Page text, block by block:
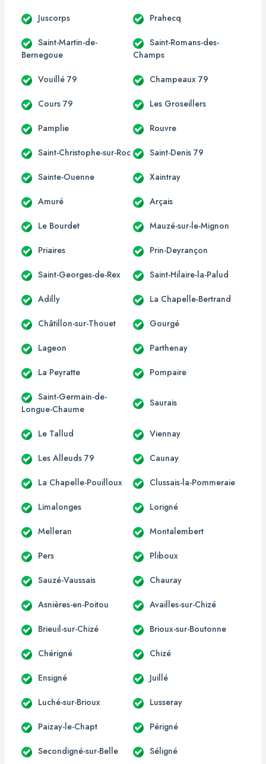
Juscorps Prahecq
Saint-Martin-de-
Bernegoue
Saint-Romans-des-
Champs
Vouillé 79 Champeaux 79
Cours 79 Les Groseillers
Pamplie Rouvre
Saint-Christophe-sur-Roc Saint-Denis 79
Sainte-Ouenne Xaintray
Amuré Arçais
Le Bourdet Mauzé-sur-le-Mignon
Priaires Prin-Deyrançon
Saint-Georges-de-Rex Saint-Hilaire-la-Palud
Adilly La Chapelle-Bertrand
Châtillon-sur-Thouet Gourgé
Lageon Parthenay
La Peyratte Pompaire
Saint-Germain-de-
Longue-Chaume
Saurais
Le Tallud Viennay
Les Alleuds 79 Caunay
La Chapelle-Pouilloux Clussais-la-Pommeraie
Limalonges Lorigné
Melleran Montalembert
Pers Pliboux
Sauzé-Vaussais Chauray
Asnières-en-Poitou Availles-sur-Chizé
Brieuil-sur-Chizé Brioux-sur-Boutonne
Chérigné Chizé
Ensigné Juillé
Luché-sur-Brioux Lusseray
Paizay-le-Chapt Périgné
Secondigné-sur-Belle Séligné